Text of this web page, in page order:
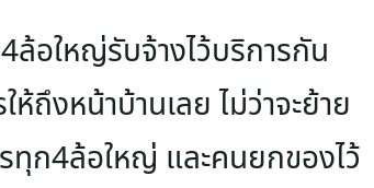
อใหญ่รับจ้างไว้บริการกัน
ห้ถึงหน้าบ้านเลย ไม่ว่าจะย้าย
ทุก4ล้อใหญ่ และคนยกของไว้